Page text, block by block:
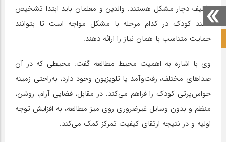
صفحه نخست آکادمی علمی
تکلیف دچار مشکل هستند. والدین و معلمان باید ابتدا تشخیص
دهند کودک در کدام مرحله با مشکل مواجه است تا بتوانند
حمایت متناسب با همان نیاز را ارائه دهند.
وی با اشاره به اهمیت محیط مطالعه گفت: محیطی که در آن
صداهای مختلف، رفت‌وآمد یا تلویزیون وجود دارد، به‌راحتی زمینه
حواس‌پرتی کودک را فراهم می‌کند. در مقابل، فضایی آرام، روشن،
منظم و بدون وسایل غیرضروری روی میز مطالعه، به افزایش توجه
اولیه و در نتیجه ارتقای کیفیت تمرکز کمک می‌کند.